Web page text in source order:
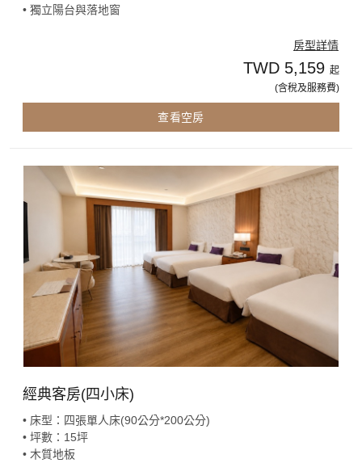
• 獨立陽台與落地窗
房型詳情
TWD 5,159 起
(含稅及服務費)
查看空房
經典客房(四小床)
• 床型：四張單人床(90公分*200公分)
• 坪數：15坪
• 木質地板